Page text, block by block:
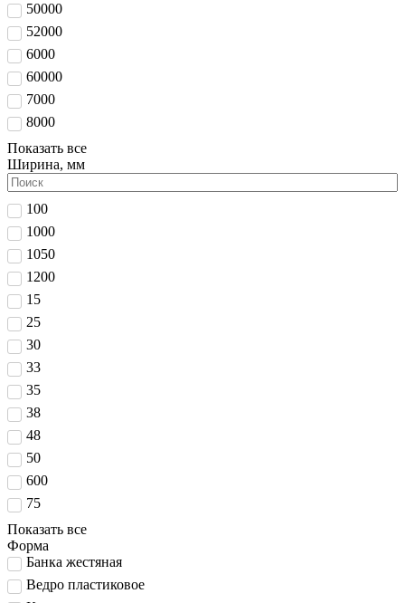
50000
52000
6000
60000
7000
8000
Показать все
Ширина, мм
100
1000
1050
1200
15
25
30
33
35
38
48
50
600
75
Показать все
Форма
Банка жестяная
Ведро пластиковое